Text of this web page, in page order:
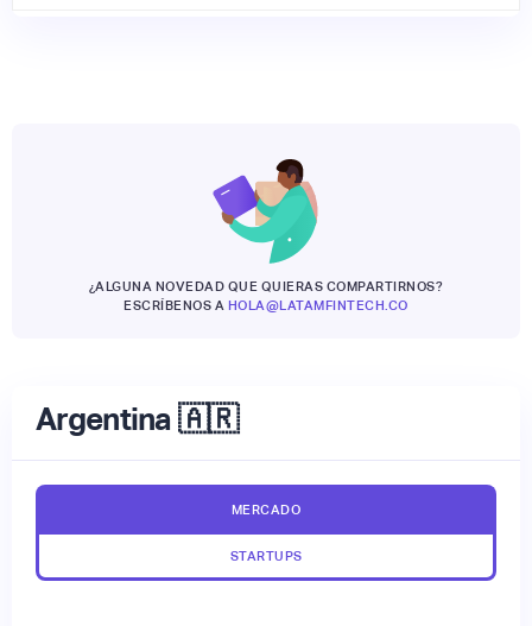
¿ALGUNA NOVEDAD QUE QUIERAS COMPARTIRNOS?
ESCRÍBENOS A HOLA@LATAMFINTECH.CO
Argentina 🇦🇷
MERCADO
STARTUPS